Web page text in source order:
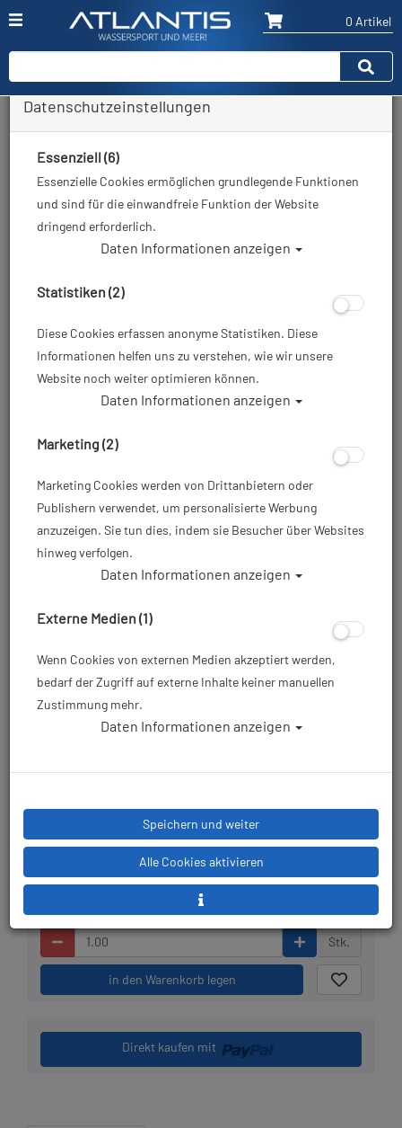
0 Artikel
Zurück
Miflex Extreme Inflator Schlauch 25 cm -
33,00 €*
Herstellerpreis: 33,00 €
Werktagen: lagernd
Stk.
in den Warenkorb legen
Direkt kaufen mit
Datenschutzeinstellungen
Essenziell (6)
Essenzielle Cookies ermöglichen grundlegende Funktionen
und sind für die einwandfreie Funktion der Website
dringend erforderlich.
Daten Informationen anzeigen
Statistiken (2)
Diese Cookies erfassen anonyme Statistiken. Diese
Informationen helfen uns zu verstehen, wie wir unsere
Website noch weiter optimieren können.
Daten Informationen anzeigen
Marketing (2)
Marketing Cookies werden von Drittanbietern oder
Publishern verwendet, um personalisierte Werbung
anzuzeigen. Sie tun dies, indem sie Besucher über Websites
hinweg verfolgen.
Daten Informationen anzeigen
Externe Medien (1)
Wenn Cookies von externen Medien akzeptiert werden,
bedarf der Zugriff auf externe Inhalte keiner manuellen
Zustimmung mehr.
Daten Informationen anzeigen
Speichern und weiter
Alle Cookies aktivieren